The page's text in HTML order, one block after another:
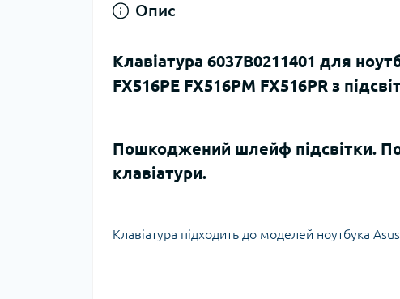
Опис
Клавіатура 6037B0211401 для
FX516PE FX516PM FX516PR з
Пошкоджений шлейф підсвітки.
клавіатури.
Клавіатура підходить до моделей ноутбука